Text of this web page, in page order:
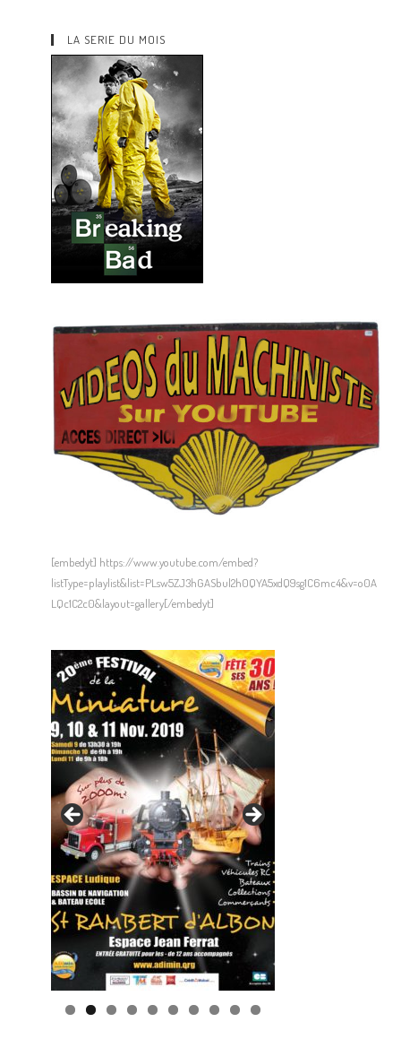
LA SERIE DU MOIS
[embedyt] https://www.youtube.com/embed?
listType=playlist&list=PLsw5ZJ3hGASbul2h0QYA5xdQ9sg1C6mc4&v=o0A
LQc1C2c0&layout=gallery[/embedyt]